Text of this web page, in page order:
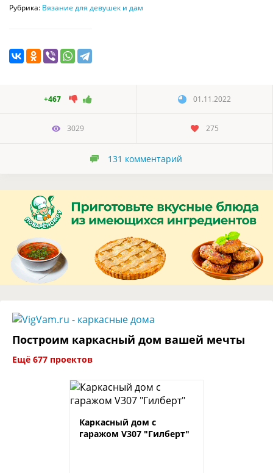
Рубрика: Вязание для девушек и дам
+467 01.11.2022
3029 275
131 комментарий
Построим каркасный дом вашей мечты
Ещё 677 проектов
Каркасный дом с
гаражом V307 "Гилберт"